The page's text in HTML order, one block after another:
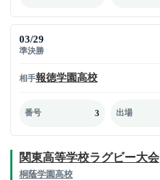
03/29
準決勝
相手報徳学園高校
番号 3 出場
関東高等学校ラグビー大会
桐蔭学園高校